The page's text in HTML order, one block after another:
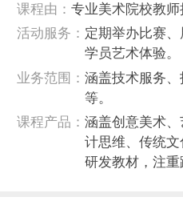
课程由： 专业美术院校教师
活动服务‌： 定期举办比赛
学员艺术体验。 ‌
业务范围： 涵盖技术服务
等。
课程产品‌： 涵盖创意美术
计思维、传统
研发教材，注重